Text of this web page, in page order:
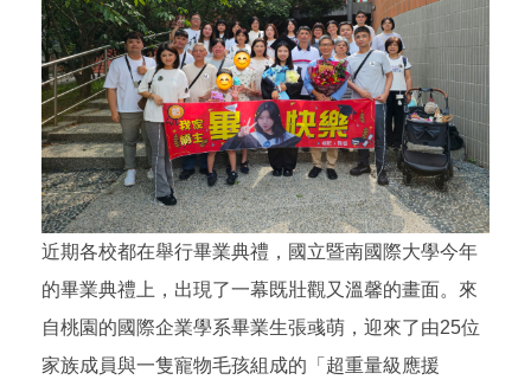
近期各校都在舉行畢業典禮，國立暨南國際大學今年
的畢業典禮上，出現了一幕既壯觀又溫馨的畫面。來
自桃園的國際企業學系畢業生張彧萌，迎來了由25位
家族成員與一隻寵物毛孩組成的「超重量級應援